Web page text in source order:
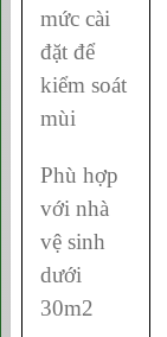
mức cài
đặt để
kiểm soát
mùi
Phù hợp
với nhà
vệ sinh
dưới
30m2